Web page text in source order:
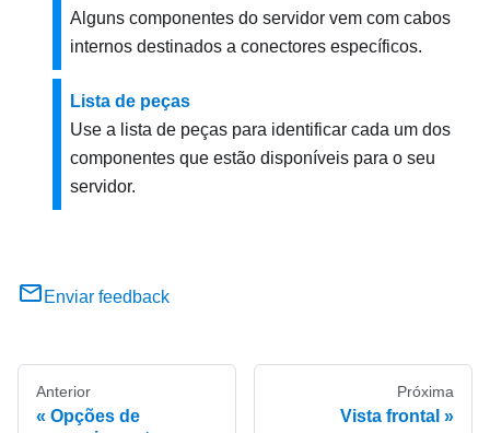
Alguns componentes do servidor vem com cabos
internos destinados a conectores específicos.
Lista de peças
Use a lista de peças para identificar cada um dos
componentes que estão disponíveis para o seu
servidor.
Enviar feedback
Anterior
Opções de
Próxima
Vista frontal